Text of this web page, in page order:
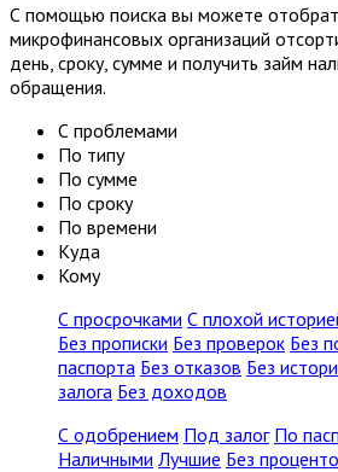
С помощью поиска вы можете
микрофинансовых организаций
день, сроку, сумме и получить займ
обращения.
С проблемами
По типу
По сумме
По сроку
По времени
Куда
Кому
С просрочками С плохой
Без прописки Без проверок Без
паспорта Без отказов Без
залога Без доходов
С одобрением Под залог По
Наличными Лучшие Без